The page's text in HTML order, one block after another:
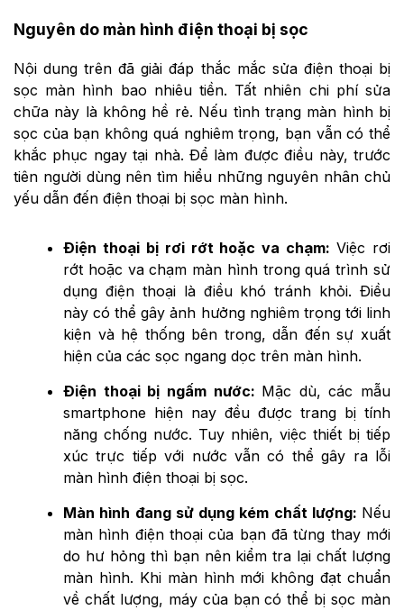
Nguyên do màn hình điện thoại bị sọc
Nội dung trên đã giải đáp thắc mắc sửa điện thoại bị
sọc màn hình bao nhiêu tiền. Tất nhiên chi phí sửa
chữa này là không hề rẻ. Nếu tình trạng màn hình bị
sọc của bạn không quá nghiêm trọng, bạn vẫn có thể
khắc phục ngay tại nhà. Để làm được điều này, trước
tiên người dùng nên tìm hiểu những nguyên nhân chủ
yếu dẫn đến điện thoại bị sọc màn hình.
Điện thoại bị rơi rớt hoặc va chạm:Việc rơi
rớt hoặc va chạm màn hình trong quá trình sử
dụng điện thoại là điều khó tránh khỏi. Điều
này có thể gây ảnh hưởng nghiêm trọng tới linh
kiện và hệ thống bên trong, dẫn đến sự xuất
hiện của các sọc ngang dọc trên màn hình.
Điện thoại bị ngấm nước: Mặc dù, các mẫu
smartphone hiện nay đều được trang bị tính
năng chống nước. Tuy nhiên, việc thiết bị tiếp
xúc trực tiếp với nước vẫn có thể gây ra lỗi
màn hình điện thoại bị sọc.
Màn hình đang sử dụng kém chất lượng: Nếu
màn hình điện thoại của bạn đã từng thay mới
do hư hỏng thì bạn nên kiểm tra lại chất lượng
màn hình. Khi màn hình mới không đạt chuẩn
về chất lượng, máy của bạn có thể bị sọc màn